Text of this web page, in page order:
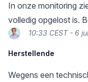
In onze monitoring
volledig opgelost is.
10:33 CEST - 6
Herstellende
Wegens een